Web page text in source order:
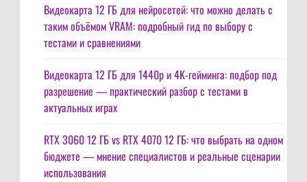
Видеокарта 12 ГБ для нейросетей: что можно делать с
таким объёмом VRAM: подробный гид по выбору с
тестами и сравнениями
Видеокарта 12 ГБ для 1440p и 4K-гейминга: подбор под
разрешение — практический разбор с тестами в
актуальных играх
RTX 3060 12 ГБ vs RTX 4070 12 ГБ: что выбрать на одном
бюджете — мнение специалистов и реальные сценарии
использования